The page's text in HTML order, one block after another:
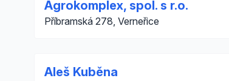
Agrokomplex, spol. s r.o.
Příbramská 278, Verneřice
Aleš Kuběna